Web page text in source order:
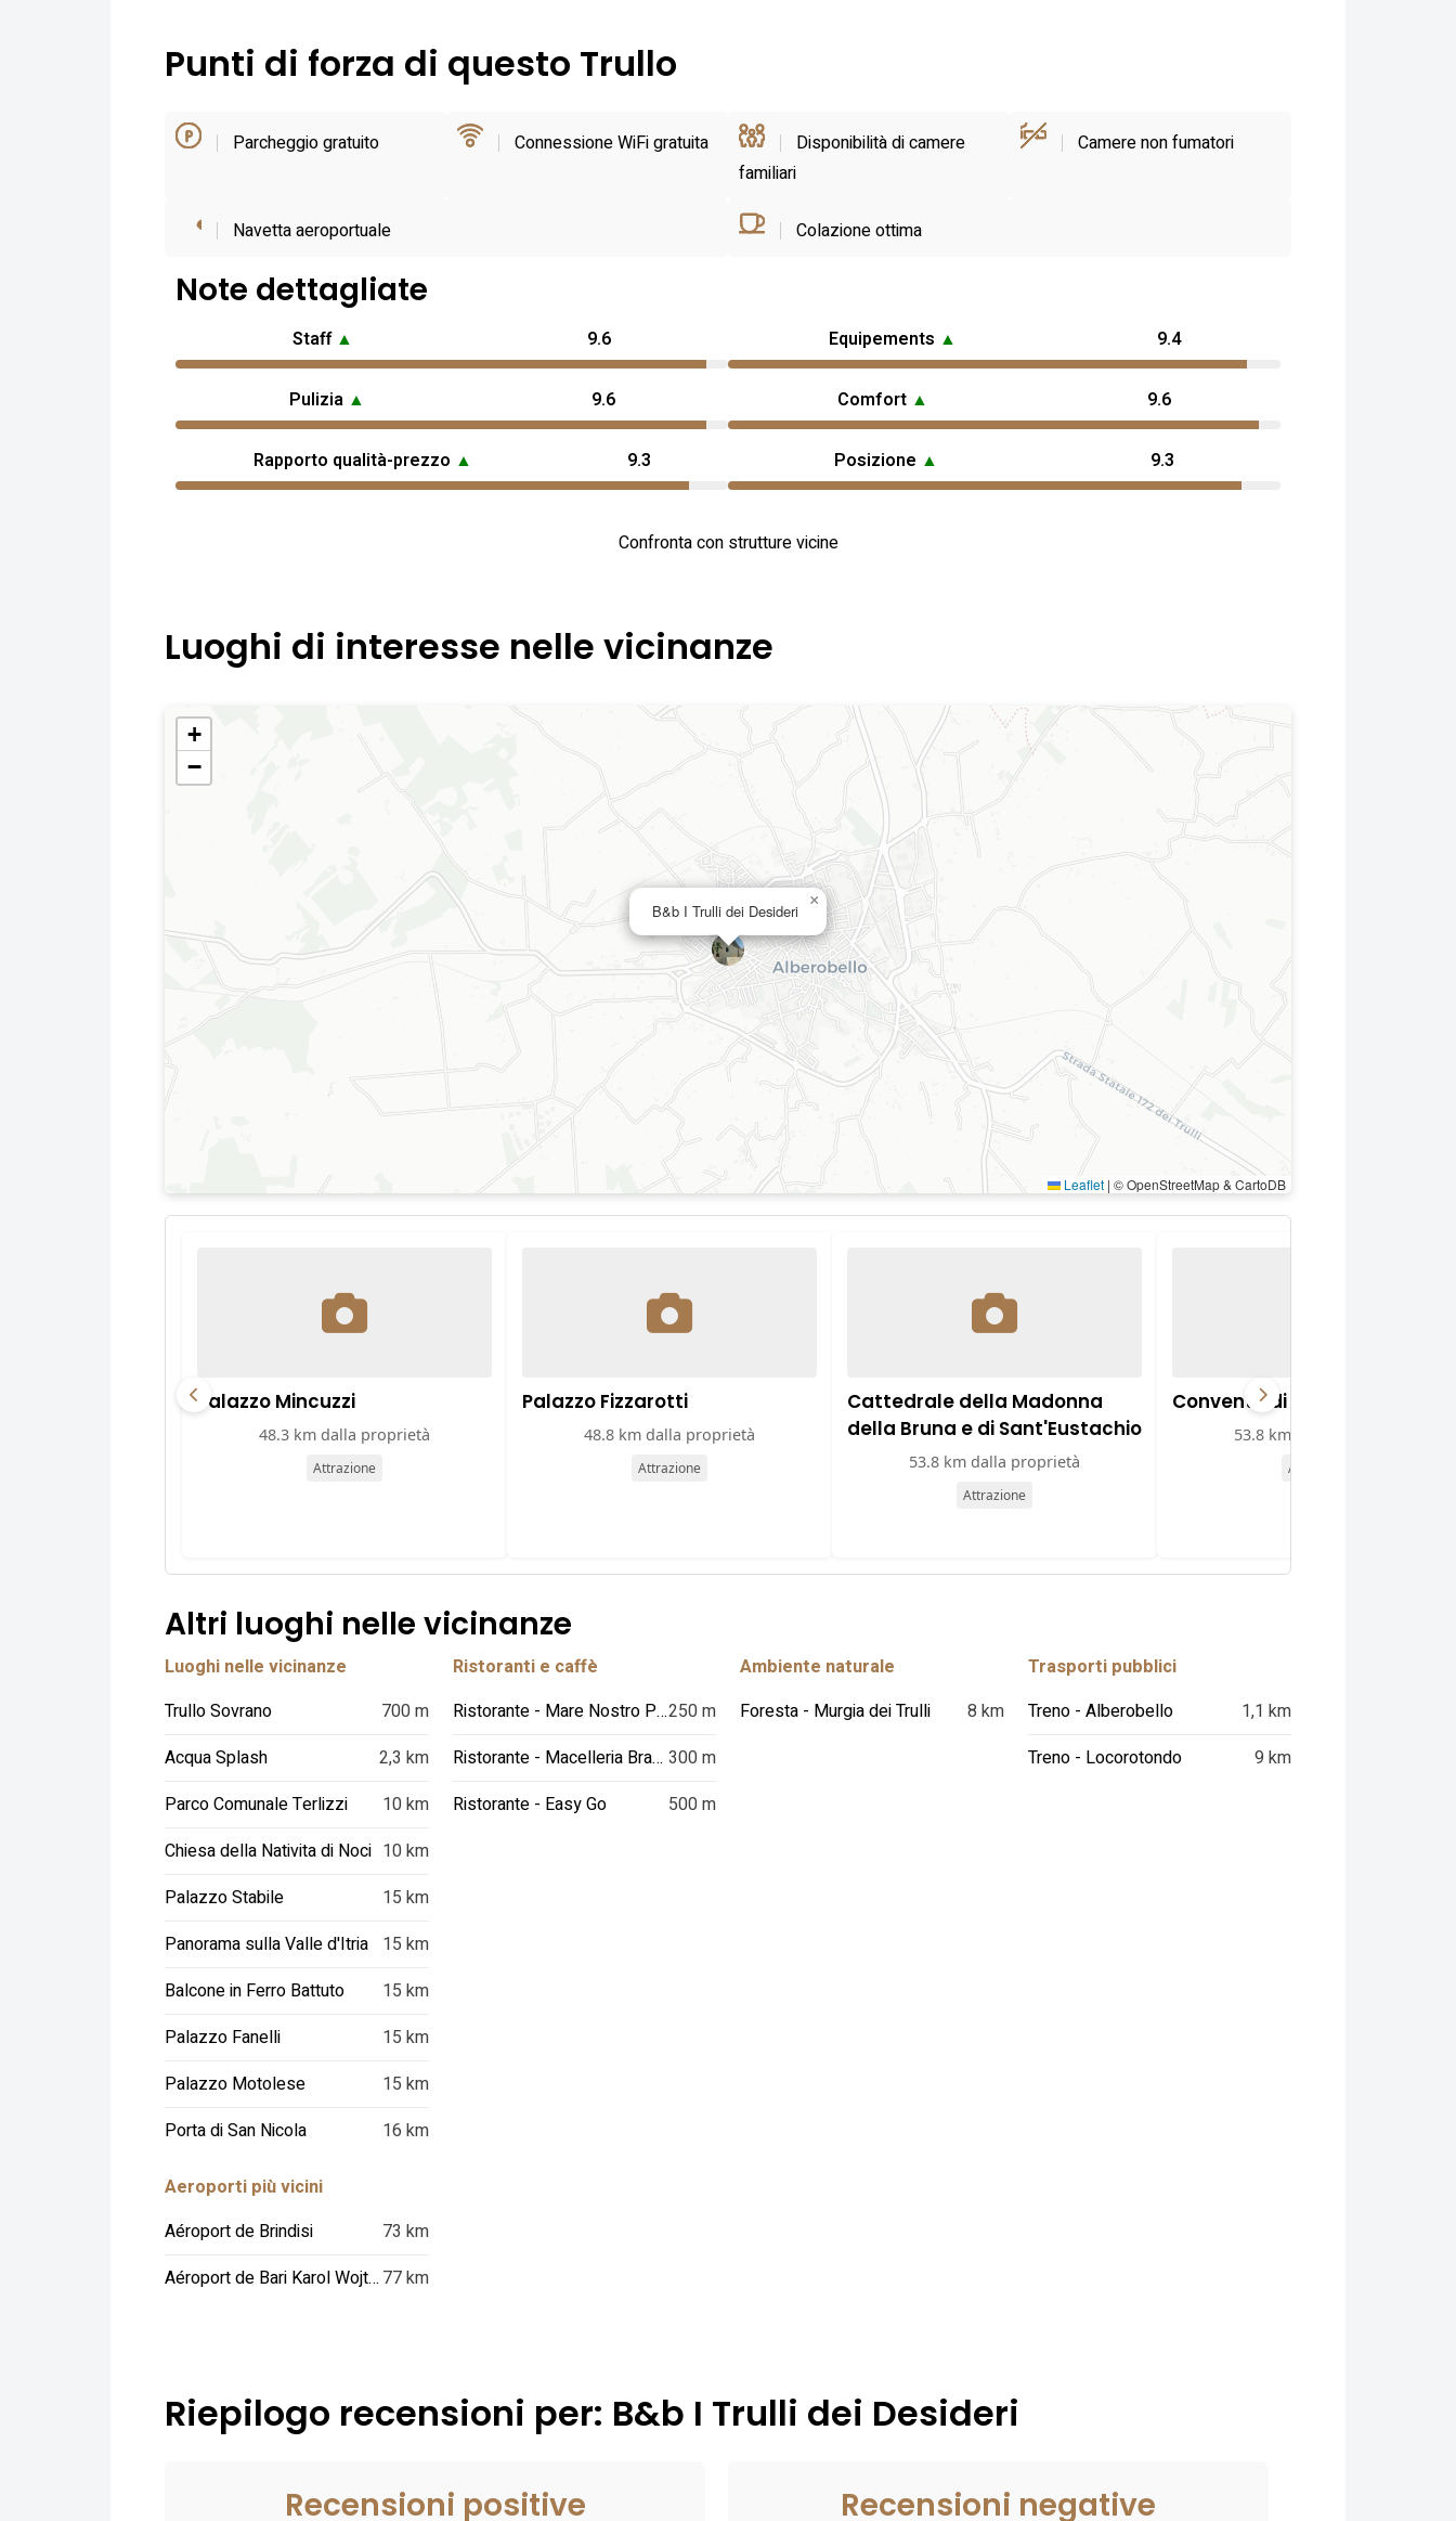
Punti di forza di questo Trullo
Parcheggio gratuito Connessione WiFi gratuita
Disponibilità di camere
familiari
Camere non fumatori
Navetta aeroportuale Colazione ottima
Note dettagliate
Staff ▲ 9.6 Equipements ▲ 9.4
Pulizia ▲ 9.6 Comfort ▲ 9.6
Rapporto qualità-prezzo ▲ 9.3 Posizione ▲ 9.3
Confronta con strutture vicine
Luoghi di interesse nelle vicinanze
B&b I Trulli dei Desideri
×
+
−
Leaflet | © OpenStreetMap & CartoDB
Palazzo Mincuzzi
48.3 km dalla proprietà
Attrazione
Palazzo Fizzarotti
48.8 km dalla proprietà
Attrazione
Cattedrale della Madonna
della Bruna e di Sant'Eustachio
53.8 km dalla proprietà
Attrazione
Convento di Sant'Agostino
53.8 km dalla proprietà
Attrazione
Altri luoghi nelle vicinanze
Luoghi nelle vicinanze
Trullo Sovrano
700 m
Acqua Splash
2,3 km
Parco Comunale Terlizzi
10 km
Chiesa della Nativita di Noci 10 km
Palazzo Stabile
15 km
Panorama sulla Valle d'Itria 15 km
Balcone in Ferro Battuto
15 km
Palazzo Fanelli
15 km
Palazzo Motolese
15 km
Porta di San Nicola
16 km
Ristoranti e caffè
Ristorante - Mare Nostro Pescheria-Trattoria250 m
Ristorante - Macelleria Braceria d'Onghia 300 m
Ristorante - Easy Go
500 m
Ambiente naturale
Foresta - Murgia dei Trulli
8 km
Trasporti pubblici
Treno - Alberobello
1,1 km
Treno - Locorotondo
9 km
Aeroporti più vicini
Aéroport de Brindisi
73 km
Aéroport de Bari Karol Wojtyla 77 km
Riepilogo recensioni per: B&b I Trulli dei Desideri
Recensioni positive Recensioni negative